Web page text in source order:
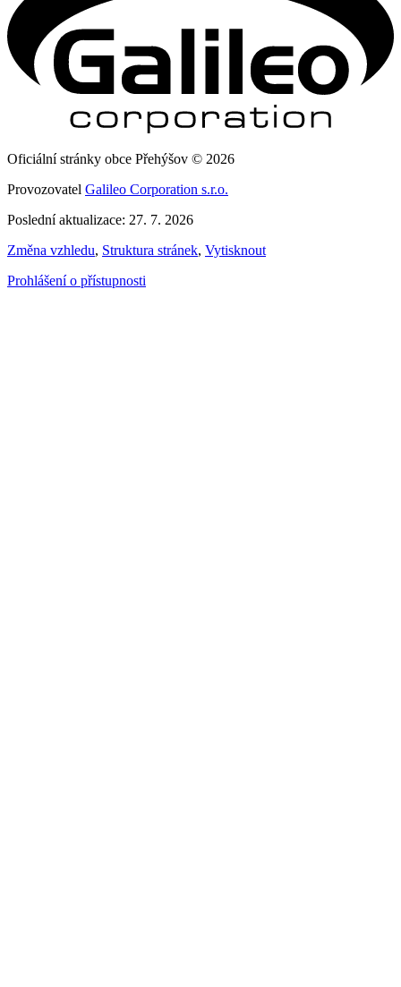
Oficiální stránky obce Přehýšov © 2026
Provozovatel Galileo Corporation s.r.o.
Poslední aktualizace: 27. 7. 2026
Změna vzhledu, Struktura stránek, Vytisknout
Prohlášení o přístupnosti